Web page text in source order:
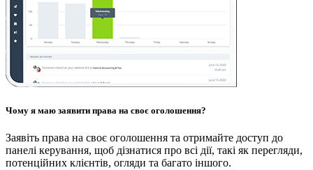
Чому я маю заявити права на своє оголошення?
Заявіть права на своє оголошення та отримайте доступ до
панелі керування, щоб дізнатися про всі дії, такі як перегляди,
потенційних клієнтів, огляди та багато іншого.